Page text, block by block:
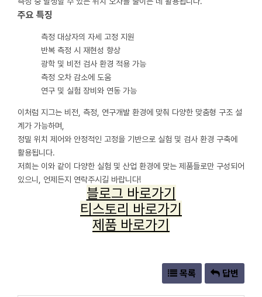
주요 특징
측정 대상자의 자세 고정 지원
반복 측정 시 재현성 향상
광학 및 비전 검사 환경 적용 가능
측정 오차 감소에 도움
연구 및 실험 장비와 연동 가능
이처럼 지그는 비전, 측정, 연구개발 환경에 맞춰 다양한 맞춤형 구조 설
계가 가능하며,
정밀 위치 제어와 안정적인 고정을 기반으로 실험 및 검사 환경 구축에
활용됩니다.
저희는 이와 같이 다양한 실험 및 산업 환경에 맞는 제품들로만 구성되어
있으니, 언제든지 연락주시길 바랍니다!
블로그 바로가기
티스토리 바로가기
제품 바로가기
목록 답변